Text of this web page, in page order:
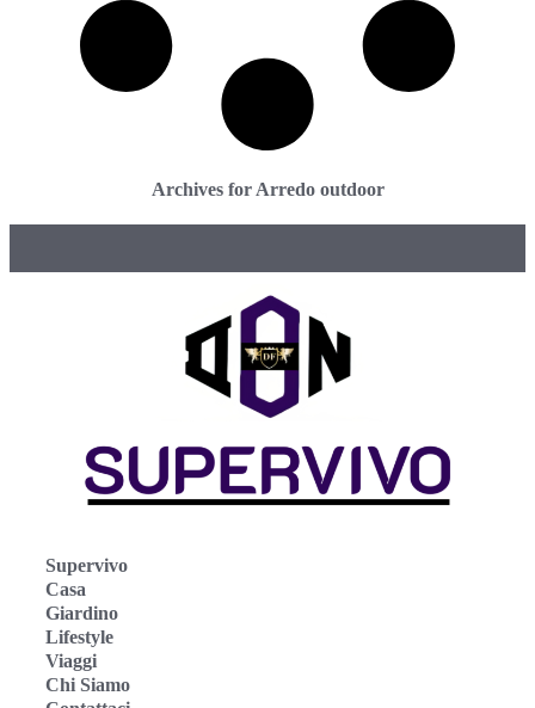
Archives for Arredo outdoor
Supervivo
Casa
Giardino
Lifestyle
Viaggi
Chi Siamo